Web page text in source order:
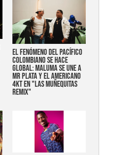
EL FENÓMENO DEL PACÍFICO
COLOMBIANO SE HACE
GLOBAL: MALUMA SE UNE A
MR PLATA Y EL AMERICANO
4KT EN "LAS MUÑEQUITAS
REMIX"